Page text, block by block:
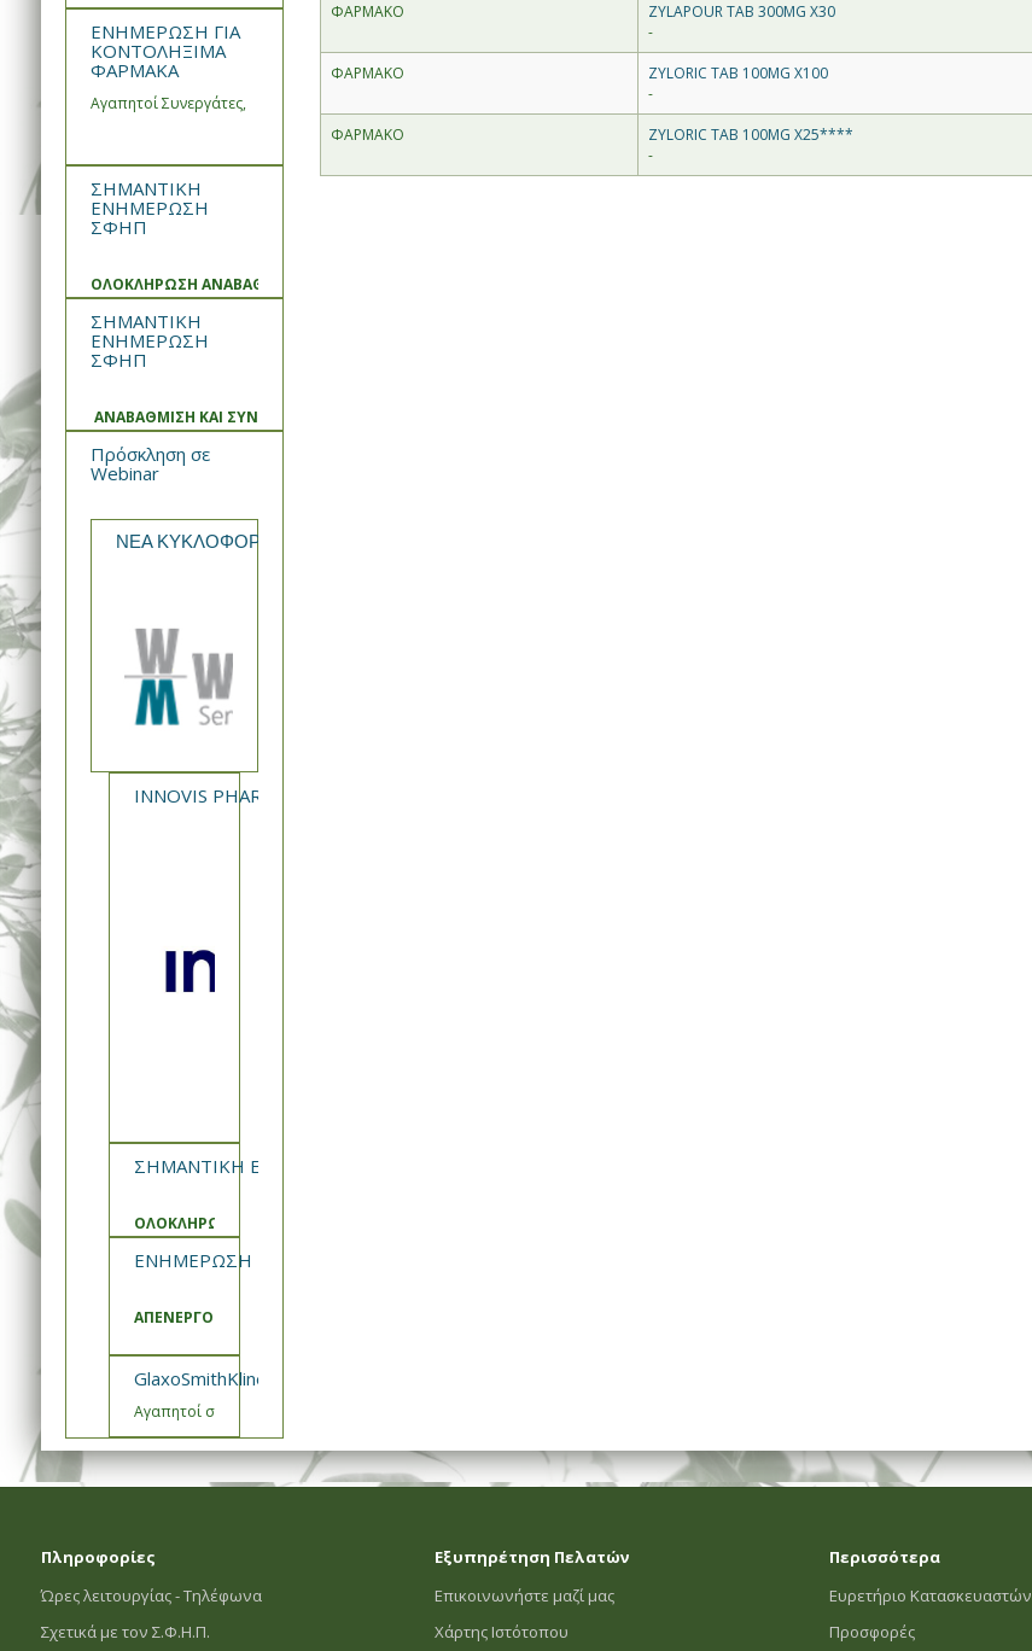
ΕΝΗΜΕΡΩΣΗ ΓΙΑ
ΚΟΝΤΟΛΗΞΙΜΑ
ΦΑΡΜΑΚΑ
Αγαπητοί Συνεργάτες,
ΣΗΜΑΝΤΙΚΗ
ΕΝΗΜΕΡΩΣΗ
ΣΦΗΠ
ΟΛΟΚΛΗΡΩΣΗ ΑΝΑΒΑΘΜΙΣΗΣ ΚΑΙ ΣΥΝΤΗΡΗΣΗΣ ΣΥΣΤΗΜΑΤΟΣ
ΣΗΜΑΝΤΙΚΗ
ΕΝΗΜΕΡΩΣΗ
ΣΦΗΠ
ΑΝΑΒΑΘΜΙΣΗ ΚΑΙ ΣΥΝΤΗΡΗΣΗ ΣΥΣΤΗΜΑΤΟΣ
Πρόσκληση σε
Webinar
ΝΕΑ ΚΥΚΛΟΦΟΡΙΑ από την WIN MEDICA Rekomb®
INNOVIS PHARMA - NEA ΚΥΚΛΟΦΟΡΙΑ XAVERTIA
ΣΗΜΑΝΤΙΚΗ ΕΝΗΜΕΡΩΣΗ ΣΦΗΠ
ΟΛΟΚΛΗΡΩΣΗ ΑΝΑΒΑΘΜΙΣΗΣ ΚΑΙ ΣΥΝΤΗΡΗΣΗΣ ΣΥΣΤΗΜΑΤΟΣ
ΕΝΗΜΕΡΩΣΗ ΣΦΗΠ
ΑΠΕΝΕΡΓΟΠΟΙΗΣΗ ΚΑΛΑΘΙΑ ΠΡΟΣΦΟΡΩΝ
GlaxoSmithKline- Εμβόλιο Engerix Ενημέρωση
Αγαπητοί συνεργάτες,
ΦΑΡΜΑΚΟ
ZYLAPOUR TAB 300MG Χ30
-
ΦΑΡΜΑΚΟ
ZYLORIC TAB 100MG X100
-
ΦΑΡΜΑΚΟ
ZYLORIC TAB 100MG X25****
-
Πληροφορίες
Ώρες λειτουργίας - Τηλέφωνα
Σχετικά με τον Σ.Φ.Η.Π.
Εξυπηρέτηση Πελατών
Επικοινωνήστε μαζί μας
Χάρτης Ιστότοπου
Περισσότερα
Ευρετήριο Κατασκευαστών
Προσφορές